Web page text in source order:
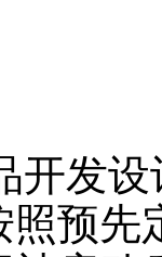
发设
预先